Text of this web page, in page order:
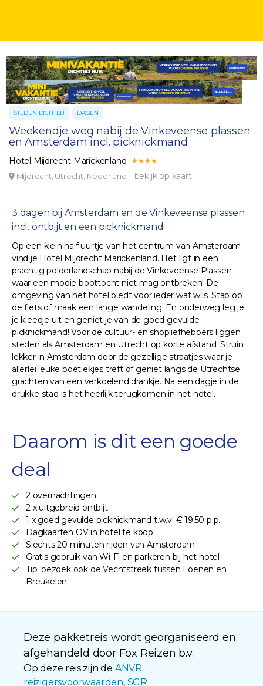
STEDEN DICHTBIJ DAGEN
Weekendje weg nabij de Vinkeveense plassen
en Amsterdam incl. picknickmand
Hotel Mijdrecht Marickenland
Mijdrecht, Utrecht, Nederland bekijk op kaart
3 dagen bij Amsterdam en de Vinkeveense plassen
incl. ontbijt en een picknickmand
Op een klein half uurtje van het centrum van Amsterdam
vind je Hotel Mijdrecht Marickenland. Het ligt in een
prachtig polderlandschap nabij de Vinkeveense Plassen
waar een mooie boottocht niet mag ontbreken! De
omgeving van het hotel biedt voor ieder wat wils. Stap op
de fiets of maak een lange wandeling. En onderweg leg je
je kleedje uit en geniet je van de goed gevulde
picknickmand! Voor de cultuur- en shopliefhebbers liggen
steden als Amsterdam en Utrecht op korte afstand. Struin
lekker in Amsterdam door de gezellige straatjes waar je
allerlei leuke boetiekjes treft of geniet langs de Utrechtse
grachten van een verkoelend drankje. Na een dagje in de
drukke stad is het heerlijk terugkomen in het hotel.
Daarom is dit een goede
deal
2 overnachtingen
2 x uitgebreid ontbijt
1 x goed gevulde picknickmand t.w.v. € 19,50 p.p.
Dagkaarten OV in hotel te koop
Slechts 20 minuten rijden van Amsterdam
Gratis gebruik van Wi-Fi en parkeren bij het hotel
Tip: bezoek ook de Vechtstreek tussen Loenen en
Breukelen
Deze pakketreis wordt georganiseerd en
afgehandeld door Fox Reizen b.v.
Op deze reis zijn de ANVR
reizigersvoorwaarden, SGR